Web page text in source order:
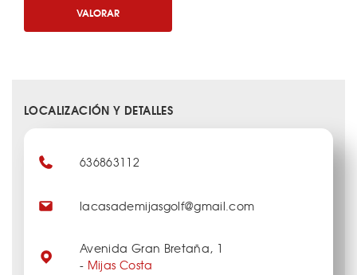
VALORAR
LOCALIZACIÓN Y DETALLES
636863112
lacasademijasgolf@gmail.com
Avenida Gran Bretaña, 1
- Mijas Costa